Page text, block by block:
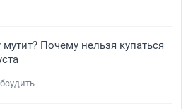
мутит? Почему нельзя купаться